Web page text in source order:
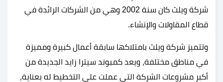
شركة ويلث كان سنة 2002 وهي من الشركات الرائدة في
قطاع المقاولات والإنشاء.
وتتميز شركة ويلث بامتلاكها سابقة أعمال كبيرة ومميزة
في مناطق مختلفة، ويعد كمبوند سيترا زايد الجديدة من
أكبر مشروعات الشركة التي عملت على التخطيط له بعناية،